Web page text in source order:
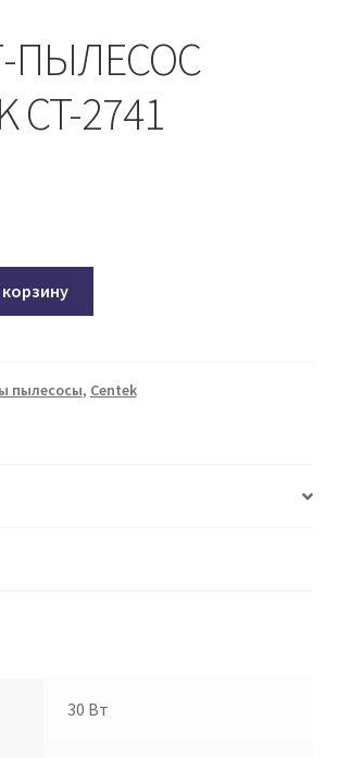
ПЫЛЕСОС
CT-2741
корзину
пылесосы, Сentek
30 Вт